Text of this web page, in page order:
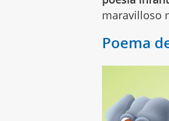
maravilloso
Poema